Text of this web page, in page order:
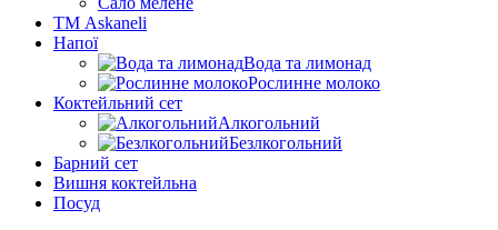
ТМ Askaneli
Напої
Вода та лимонад
Рослинне молоко
Коктейльний сет
Алкогольний
Безлкогольний
Барний сет
Вишня коктейльна
Посуд